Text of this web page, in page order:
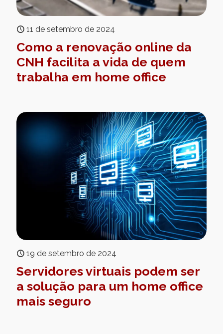
11 de setembro de 2024
Como a renovação online da
CNH facilita a vida de quem
trabalha em home office
19 de setembro de 2024
Servidores virtuais podem ser
a solução para um home office
mais seguro